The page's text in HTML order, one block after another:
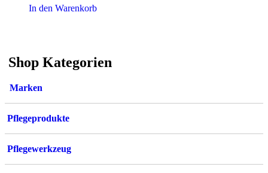
In den Warenkorb
Shop Kategorien
Marken
Pflegeprodukte
Pflegewerkzeug